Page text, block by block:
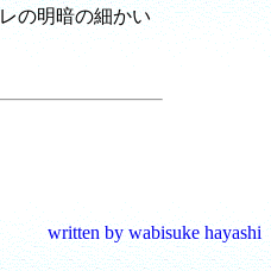
の明暗の細かい
written by wabisuke hayashi